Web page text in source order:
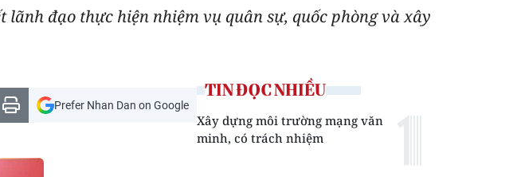
đạo thực hiện nhiệm vụ quân sự, quốc phòng và xây
Prefer Nhan Dan on Google
TIN ĐỌC NHIỀU
Xây dựng môi trường mạng văn
minh, có trách nhiệm